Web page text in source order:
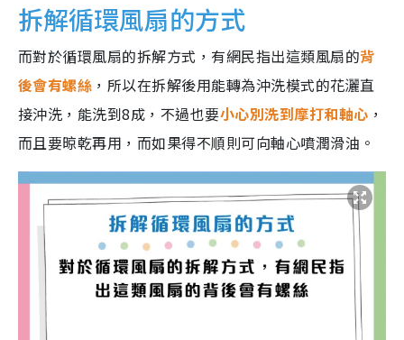
拆解循環風扇的方式
而對於循環風扇的拆解方式，有網民指出這類風扇的背
後會有螺絲 ，所以在拆解後用能轉為沖洗模式的花灑直
接沖洗，能洗到8成，不過也要小心別洗到摩打和軸心 ，
而且要晾乾再用，而如果得不順則可向軸心噴潤滑油。